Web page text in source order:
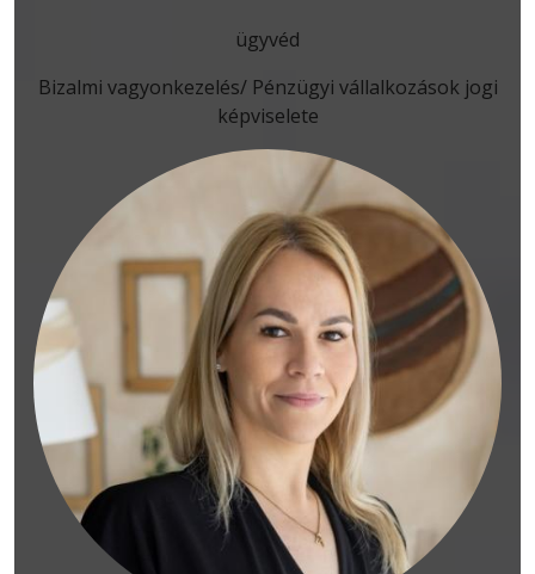
ügyvéd
Bizalmi vagyonkezelés/ Pénzügyi vállalkozások jogi
képviselete